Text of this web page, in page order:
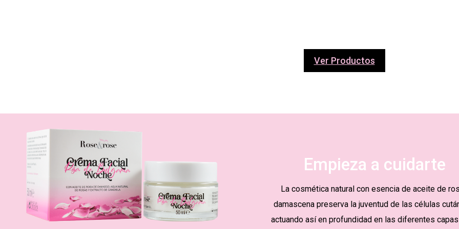
Ver Productos
Empieza a cuidarte
La cosmética natural con esencia de aceite de
damascena preserva la juventud de las células
actuando así en profundidad en las diferentes